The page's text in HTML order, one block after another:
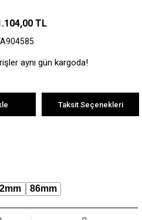
TL
aynı gün kargoda!
Taksit Seçenekleri
86mm